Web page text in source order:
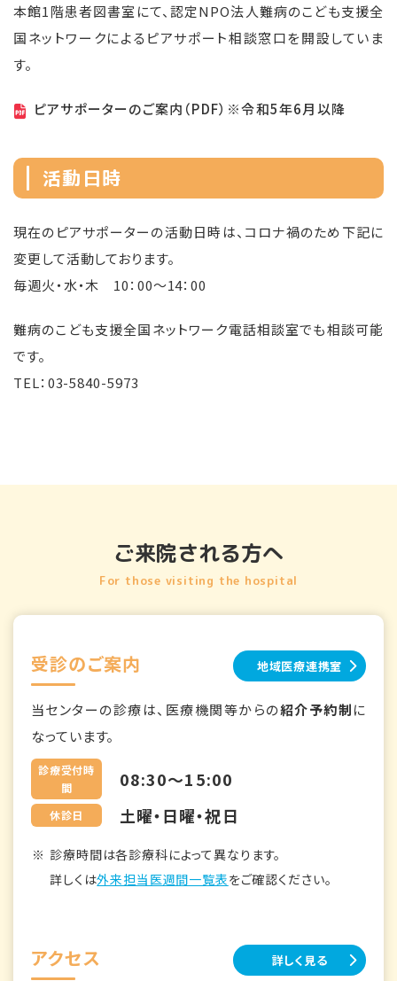
本館1階患者図書室にて、認定NPO法人難病のこども支援全
国ネットワークによるピアサポート相談窓口を開設していま
す。
ピアサポーターのご案内（PDF）※令和5年6月以降
活動日時
現在のピアサポーターの活動日時は、コロナ禍のため下記に
変更して活動しております。
毎週火・水・木 10：00～14：00
難病のこども支援全国ネットワーク電話相談室でも相談可能
です。
TEL：03-5840-5973
ご来院される方へ
For those visiting the hospital
受診のご案内 地域医療連携室
当センターの診療は、医療機関等からの紹介予約制に
なっています。
診療受付時
間
08:30～15:00
休診日 土曜・日曜・祝日
診療時間は各診療科によって異なります。
詳しくは外来担当医週間一覧表をご確認ください。
アクセス 詳しく見る